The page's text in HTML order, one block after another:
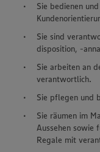
Sie bedienen
Sie sind
disposition, -
Sie arbeiten an
verantwortlich.
Sie pflegen und
Sie räumen im
Aussehen sowie
Regale mit